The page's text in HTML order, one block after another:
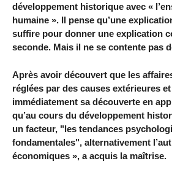
développement historique avec «
humaine ». Il pense qu’une
suffire pour donner une explication
seconde. Mais il ne se contente pas
Après avoir découvert que les
réglées par des causes extérieures
immédiatement sa découverte en
qu’au cours du développement
un facteur, "les tendances
fondamentales", alternativement
économiques », a acquis la maîtrise.